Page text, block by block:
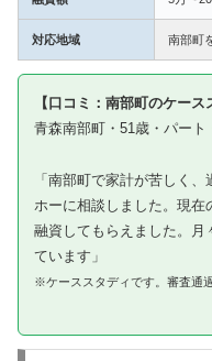
対応地域 南部町
【口コミ：南部町のケース
青森南部町・51歳・パート
「南部町で家計が苦しく
ホーに相談しました。現在
融資してもらえました。月
ています」
※ケーススタディです。審査通